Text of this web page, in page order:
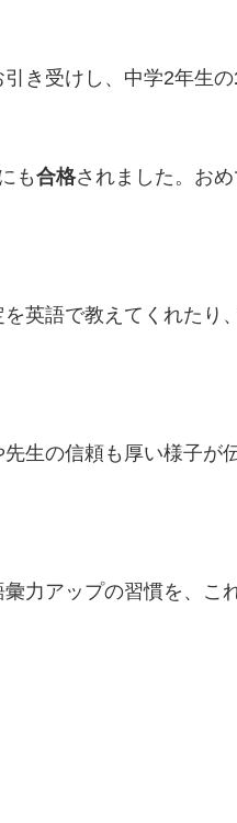
き受けし、中学2年生の
も合格されました。おめ
英語で教えてくれたり
生の信頼も厚い様子が
力アップの習慣を、こ